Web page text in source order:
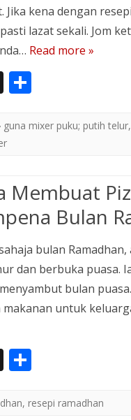
Jika kena dengan
lazat sekali. Jom
Read more »
In
a
p
p
er
ar
guna mixer puku; putih telur,
Membuat
Bulan
bulan
dan berbuka puasa.
bulan
makanan untuk
In
a ar
, resepi ramadhan